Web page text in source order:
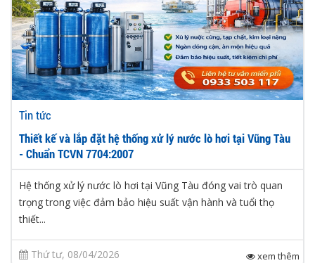
Tin tức
Thiết kế và lắp đặt hệ thống xử lý nước lò hơi tại Vũng Tàu
- Chuẩn TCVN 7704:2007
Hệ thống xử lý nước lò hơi tại Vũng Tàu đóng vai trò quan
trọng trong việc đảm bảo hiệu suất vận hành và tuổi thọ
thiết...
Thứ tư, 08/04/2026 xem thêm